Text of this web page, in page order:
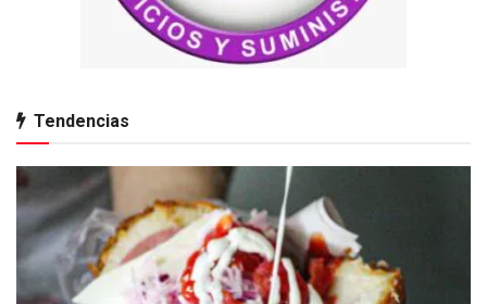
Tendencias